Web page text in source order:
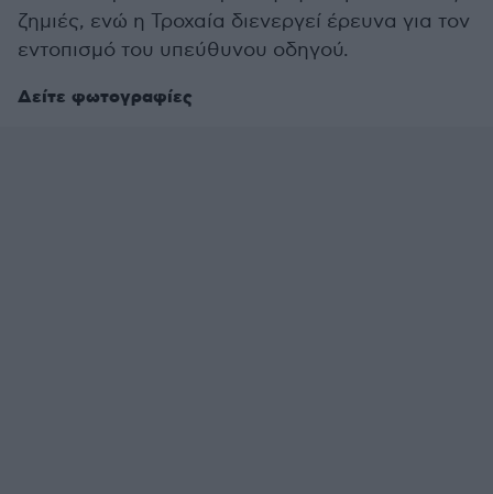
ζημιές, ενώ η Τροχαία διενεργεί έρευνα για τον
εντοπισμό του υπεύθυνου οδηγού.
Δείτε φωτογραφίες